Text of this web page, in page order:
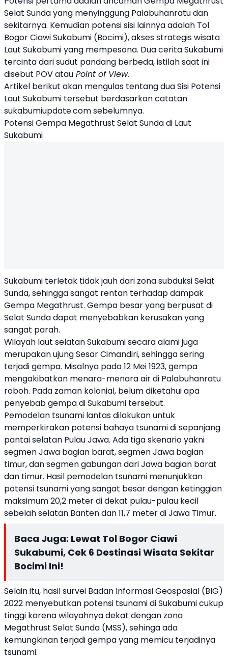
Selat Sundayang menyinggung Palabuhanratu dan
sekitarnya. Kemudian potensi sisi lainnya adalah Tol
Bogor Ciawi Sukabumi (Bocimi), akses strategis wisata
Laut Sukabumiyang mempesona. Dua cerita Sukabumi
tercinta dari sudut pandang berbeda, istilah saat ini
disebut POV atau Point of View.
Artikel berikut akan mengulas tentang dua Sisi Potensi
Laut Sukabumi tersebut berdasarkan catatan
sukabumiupdate.com sebelumnya.
Potensi Gempa Megathrust Selat Sunda di Laut
Sukabumi
Sukabumi terletak tidak jauh dari zona subduksi Selat
Sunda, sehingga sangat rentan terhadap dampak
Gempa Megathrust. Gempa besar yang berpusat di
Selat Sunda dapat menyebabkan kerusakan yang
sangat parah.
Wilayah laut selatan Sukabumi secara alami juga
merupakan ujung Sesar Cimandiri, sehingga sering
terjadi gempa. Misalnya pada 12 Mei 1923, gempa
mengakibatkan menara-menara air di Palabuhanratu
roboh. Pada zaman kolonial, belum diketahui apa
penyebab gempa di Sukabumi tersebut.
Pemodelan tsunami lantas dilakukan untuk
memperkirakan potensi bahaya tsunami di sepanjang
pantai selatan Pulau Jawa. Ada tiga skenario yakni
segmen Jawa bagian barat, segmen Jawa bagian
timur, dan segmen gabungan dari Jawa bagian barat
dan timur. Hasil pemodelan tsunami menunjukkan
potensi tsunami yang sangat besar dengan ketinggian
maksimum 20,2 meter di dekat pulau-pulau kecil
sebelah selatan Banten dan 11,7 meter di Jawa Timur.
Baca Juga: Lewat Tol Bogor Ciawi
Sukabumi, Cek 6 Destinasi Wisata Sekitar
Bocimi Ini!
Selain itu, hasil survei Badan Informasi Geospasial (BIG)
2022 menyebutkan potensi tsunami di Sukabumi cukup
tinggi karena wilayahnya dekat dengan zona
Megathrust Selat Sunda (MSS), sehinga ada
kemungkinan terjadi gempa yang memicu terjadinya
tsunami.